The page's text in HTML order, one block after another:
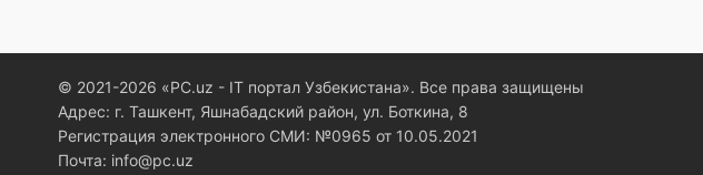
© 2021-2026 «PC.uz - IT портал Узбекистана». Все права защищены
Адрес: г. Ташкент, Яшнабадский район, ул. Боткина, 8
Регистрация электронного СМИ: №0965 от 10.05.2021
Почта: info@pc.uz